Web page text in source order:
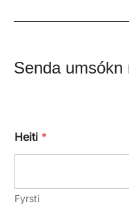
Senda umsókn
Heiti *
Fyrsti